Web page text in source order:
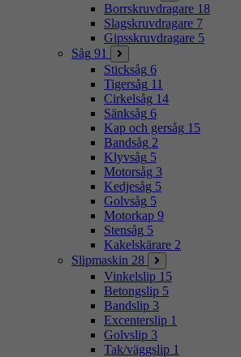
Borrskruvdragare 18
Slagskruvdragare 7
Gipsskruvdragare 5
Såg 91
Sticksåg 6
Tigersåg 11
Cirkelsåg 14
Sänksåg 6
Kap och gersåg 15
Bandsåg 2
Klyvsåg 5
Motorsåg 3
Kedjesåg 5
Golvsåg 5
Motorkap 9
Stensåg 5
Kakelskärare 2
Slipmaskin 28
Vinkelslip 15
Betongslip 5
Bandslip 3
Excenterslip 1
Golvslip 3
Tak/väggslip 1